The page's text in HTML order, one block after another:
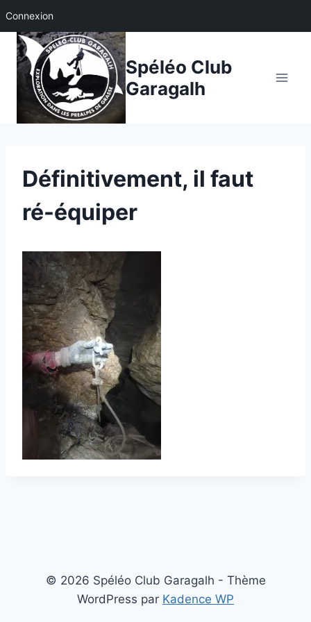
Connexion
Aller
contenu
Spéléo Club
Garagalh
Définitivement, il faut
ré-équiper
© 2026 Spéléo Club Garagalh - Thème
WordPress par Kadence WP